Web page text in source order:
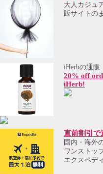
大人カジュ
販サイトの
iHerbの通販
20% off
iHerb!
直前割引で
国内・海外
ワンストッ
エクスペデ